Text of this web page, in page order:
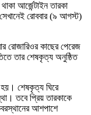
আর্জেন্টাইন তারকা
রোববার (৯ আগস্ট)
রোজারিওর কাছের পেরেজ
তার শেষকৃত্য অনুষ্ঠিত
শেষকৃত্য ঘিরে
তবে প্রিয় তারকাকে
আশপাশে